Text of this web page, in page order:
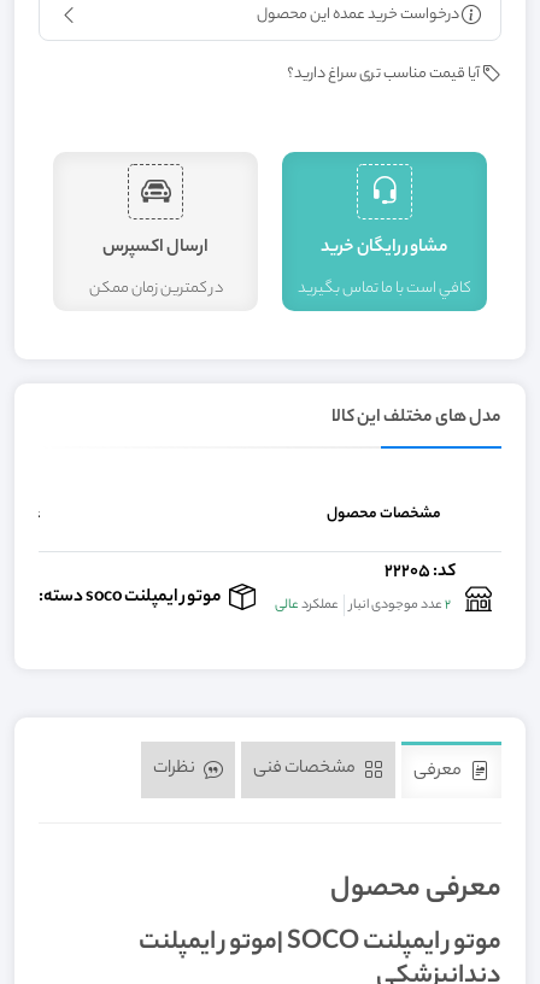
درخواست خرید عمده این محصول
آیا قیمت مناسب تری سراغ دارید؟
مشاور رايگان خريد
کافي است با ما تماس بگيريد
ارسال اکسپرس
در کمترين زمان ممکن
مدل های مختلف این کالا
مشخصات محصول عنوان
کد: 22205
2عدد موجودی انبار عملکردعالی موتور ایمپلنت soco دسته: دستگاه دندانپزشکی, موتور ایمپلنت
معرفی
معرفی محصول
موتور ایمپلنت SOCO |موتور ایمپلنت